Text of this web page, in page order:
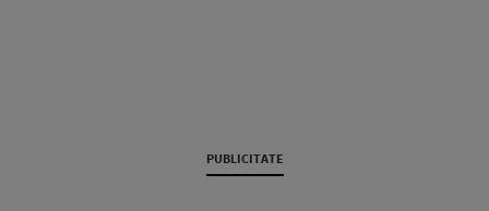
PUBLICITATE